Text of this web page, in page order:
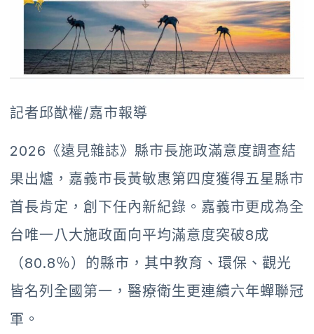
記者邱猷權/嘉市報導
2026《遠見雜誌》縣市長施政滿意度調查結
果出爐，嘉義市長黃敏惠第四度獲得五星縣市
首長肯定，創下任內新紀錄。嘉義市更成為全
台唯一八大施政面向平均滿意度突破8成
（80.8％）的縣市，其中教育、環保、觀光
皆名列全國第一，醫療衛生更連續六年蟬聯冠
軍。